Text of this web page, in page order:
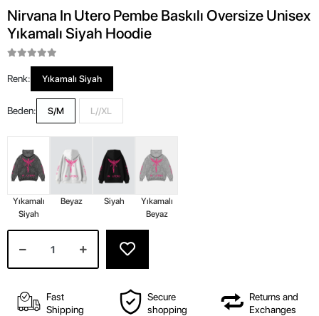
Nirvana In Utero Pembe Baskılı Oversize Unisex
Yıkamalı Siyah Hoodie
Renk: Yıkamalı Siyah
Beden: S/M L//XL
Yıkamalı
Siyah
Beyaz Siyah
Yıkamalı
Beyaz
Fast
Shipping
Secure
shopping
Returns and
Exchanges